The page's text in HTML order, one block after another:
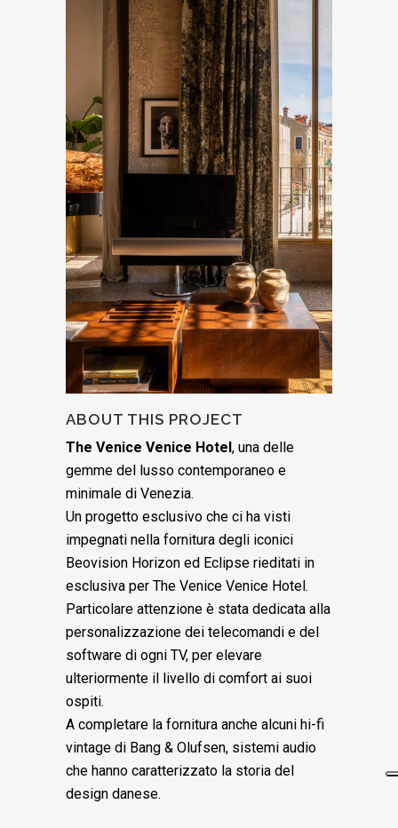
ABOUT THIS PROJECT
The Venice Venice Hotel , una delle
gemme del lusso contemporaneo e
minimale di Venezia.
Un progetto esclusivo che ci ha visti
impegnati nella fornitura degli iconici
Beovision Horizon ed Eclipse rieditati in
esclusiva per The Venice Venice Hotel.
Particolare attenzione è stata dedicata alla
personalizzazione dei telecomandi e del
software di ogni TV, per elevare
ulteriormente il livello di comfort ai suoi
ospiti.
A completare la fornitura anche alcuni hi-fi
vintage di Bang & Olufsen, sistemi audio
che hanno caratterizzato la storia del
design danese.